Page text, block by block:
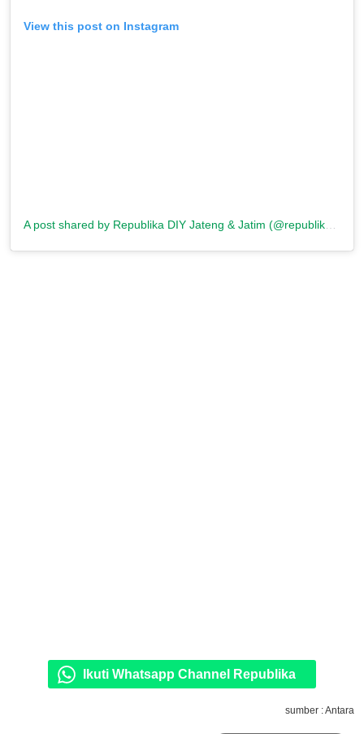
View this post on Instagram
A post shared by Republika DIY Jateng & Jatim (@republikajogja)
Ikuti Whatsapp Channel Republika
sumber : Antara